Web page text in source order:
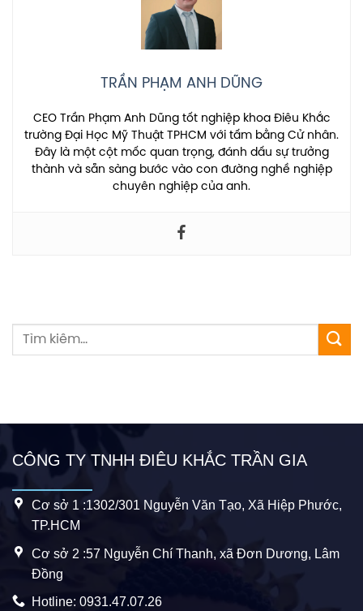
TRẦN PHẠM ANH DŨNG
CEO Trần Phạm Anh Dũng tốt nghiệp khoa Điêu Khắc
trường Đại Học Mỹ Thuật TPHCM với tấm bằng Cử nhân.
Đây là một cột mốc quan trọng, đánh dấu sự trưởng
thành và sẵn sàng bước vào con đường nghề nghiệp
chuyên nghiệp của anh.
CÔNG TY TNHH ĐIÊU KHẮC TRẦN GIA
Cơ sở 1 :1302/301 Nguyễn Văn Tạo, Xã Hiệp Phước,
TP.HCM
Cơ sở 2 :57 Nguyễn Chí Thanh, xã Đơn Dương, Lâm
Đồng
Hotline: 0931.47.07.26